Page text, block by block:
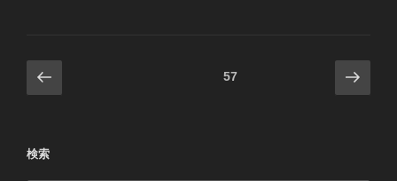
投
稿
ビ
前
の
固定ページ57
次
の
検索